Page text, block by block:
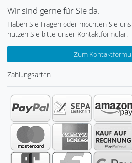
Wir sind gerne für Sie da.
Haben Sie Fragen oder möchten Sie
nutzen Sie bitte unser Kontaktformular.
Zum
Zahlungsarten